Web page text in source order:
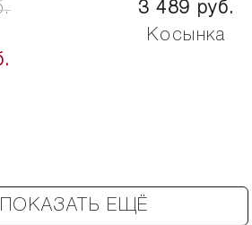
3 489 руб.
Косынка
ПОКАЗАТЬ ЕЩЁ